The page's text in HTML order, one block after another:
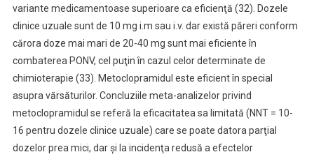
variante medicamentoase superioare ca eficienţă (32). Dozele
clinice uzuale sunt de 10 mg i.m sau i.v. dar există păreri conform
cărora doze mai mari de 20-40 mg sunt mai eficiente în
combaterea PONV, cel puţin în cazul celor determinate de
chimioterapie (33). Metoclopramidul este eficient în special
asupra vărsăturilor. Concluziile meta-analizelor privind
metoclopramidul se referă la eficacitatea sa limitată (NNT = 10-
16 pentru dozele clinice uzuale) care se poate datora parţial
dozelor prea mici, dar şi la incidenţa redusă a efectelor